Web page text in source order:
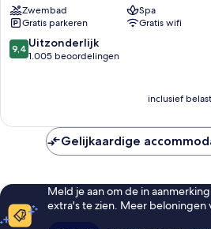
Seyahi
Beach
Resort
&
Zwembad
Spa
Gratis parkeren
Gratis wifi
9.4
van
9,4 Uitzonderlijk
1.005 beoordelingen
inclusief
Gelijkaardige
Meld je aan om de in
extra's te zien. Meer beloningen